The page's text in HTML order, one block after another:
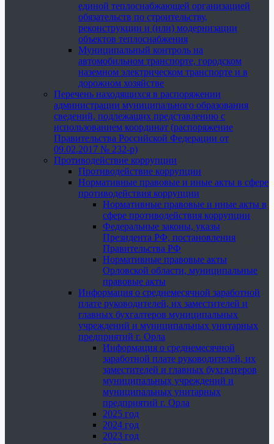
единой теплоснабжающей организацией
обязательств по строительству,
реконструкции и (или) модернизации
объектов теплоснабжения
Муниципальный контроль на
автомобильном транспорте, городском
наземном электрическом транспорте и в
дорожном хозяйстве
Перечень находящихся в распоряжении
администрации муниципального образования
сведений, подлежащих представлению с
использованием координат (распоряжение
Правительства Российской Федерации от
09.02.2017 № 232-р)
Противодействие коррупции
Противодействие коррупции
Нормативные правовые и иные акты в сфере
противодействия коррупции
Нормативные правовые и иные акты в
сфере противодействия коррупции
Федеральные законы, указы
Президента РФ, постановления
Правительства РФ
Нормативные правовые акты
Орловской области, муниципальные
правовые акты
Информация о среднемесячной заработной
плате руководителей, их заместителей и
главных бухгалтеров муниципальных
учреждений и муниципальных унитарных
предприятий г. Орла
Информация о среднемесячной
заработной плате руководителей, их
заместителей и главных бухгалтеров
муниципальных учреждений и
муниципальных унитарных
предприятий г. Орла
2025 год
2024 год
2023 год